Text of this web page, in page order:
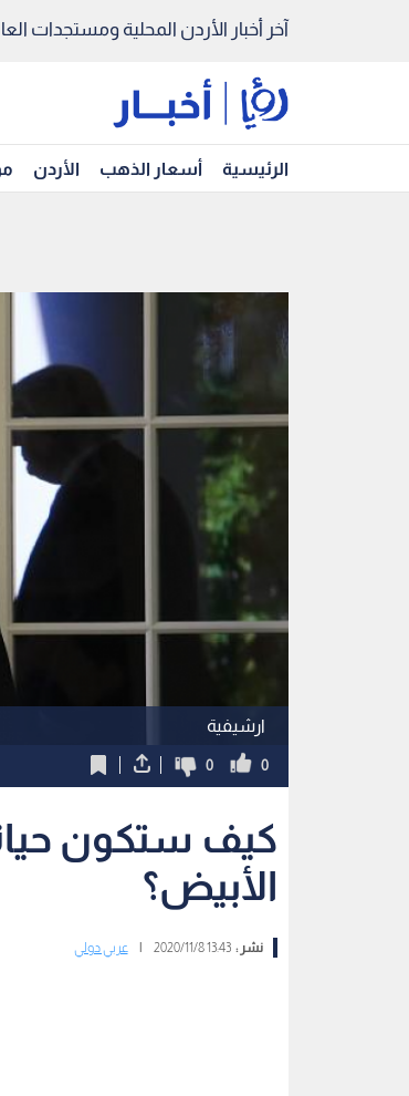
آخر أخبار الأردن المحلية ومستجدات
الرئيسية أسعار الذهب الأردن
ارشيفية
0
0
كيف ستكون
الأبيض؟
نشر :13:43 2020/11/8 عربي دولي